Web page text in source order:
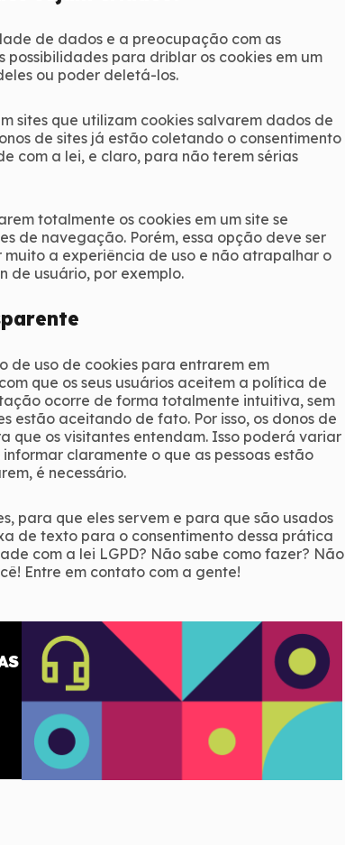
de dados e a preocupação com as
para driblar os cookies em um
ou poder deletá-los.
sites que utilizam cookies salvarem dados de
de sites já estão coletando o consentimento
com a lei, e claro, para não terem sérias
totalmente os cookies em um site se
de navegação. Porém, essa opção deve ser
a experiência de uso e não atrapalhar o
de usuário, por exemplo.
de uso de cookies para entrarem em
que os seus usuários aceitem a política de
ocorre de forma totalmente intuitiva, sem
estão aceitando de fato. Por isso, os donos de
que os visitantes entendam. Isso poderá variar
claramente o que as pessoas estão
é necessário.
para que eles servem e para que são usados
de texto para o consentimento dessa prática
com a lei LGPD? Não sabe como fazer? Não
Entre em contato com a gente!